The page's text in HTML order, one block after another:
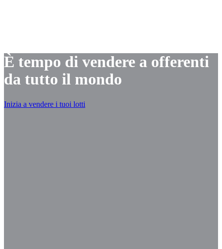
È tempo di vendere a offerenti
da tutto il mondo
Inizia a vendere i tuoi lotti